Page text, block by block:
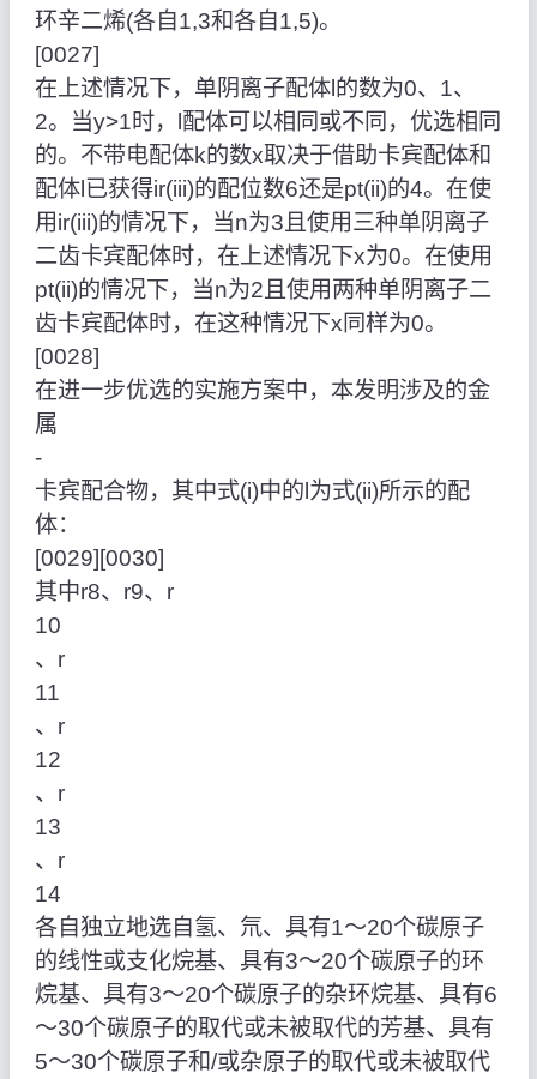
环辛二烯(各自1,3和各自1,5)。
[0027]
在上述情况下，单阴离子配体l的数为0、1、
2。当y>1时，l配体可以相同或不同，优选相同
的。不带电配体k的数x取决于借助卡宾配体和
配体l已获得ir(iii)的配位数6还是pt(ii)的4。在使
用ir(iii)的情况下，当n为3且使用三种单阴离子
二齿卡宾配体时，在上述情况下x为0。在使用
pt(ii)的情况下，当n为2且使用两种单阴离子二
齿卡宾配体时，在这种情况下x同样为0。
[0028]
在进一步优选的实施方案中，本发明涉及的金
属
‑
卡宾配合物，其中式(i)中的l为式(ii)所示的配
体：
[0029][0030]
其中r8、r9、r
10
、r
11
、r
12
、r
13
、r
14
各自独立地选自氢、氘、具有1～20个碳原子
的线性或支化烷基、具有3～20个碳原子的环
烷基、具有3～20个碳原子的杂环烷基、具有6
～30个碳原子的取代或未被取代的芳基、具有
5～30个碳原子和/或杂原子的取代或未被取代